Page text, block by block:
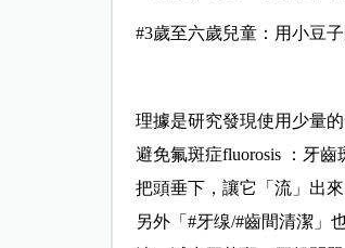
#3歲至六歲兒童：用小豆
理據是研究發現使用少量
避免氟斑症fluorosis ：牙
把頭垂下，讓它「流」出
另外「#牙缐/#齒間清潔」